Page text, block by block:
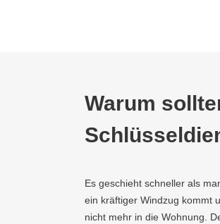
Warum
Es geschieht schneller als
ein kräftiger Windzug kommt
nicht mehr in die Wohnung.